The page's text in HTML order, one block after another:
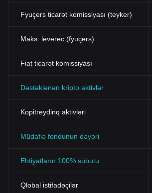
Fyuçers ticarət komissiyası (teyker)
Maks. leverec (fyuçers)
Fiat ticarət komissiyası
Dəstəklənən kripto aktivlər
Kopitreydinq aktivləri
Müdafiə fondunun dəyəri
Ehtiyatların 100% sübutu
Qlobal istifadəçilər